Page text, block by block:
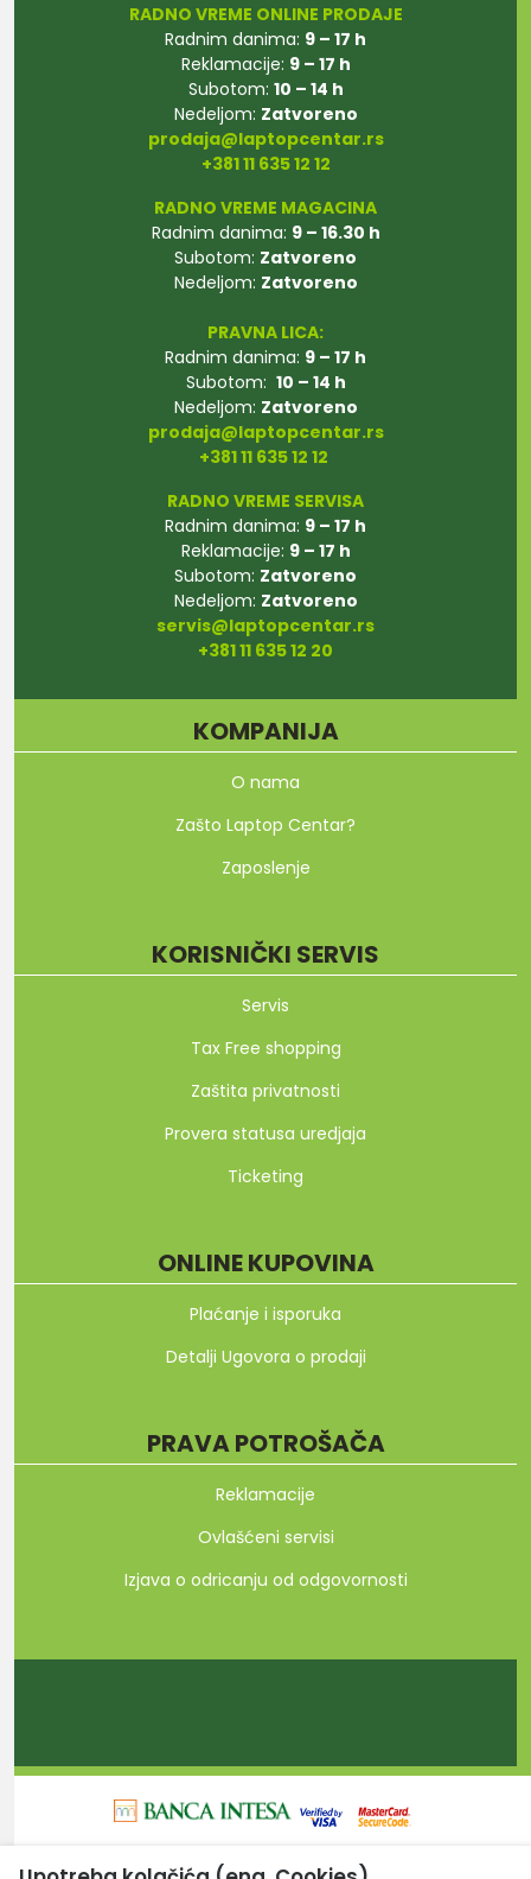
RADNO VREME ONLINE PRODAJE
Radnim danima: 9 – 17 h
Reklamacije: 9 – 17 h
Subotom: 10 – 14 h
Nedeljom: Zatvoreno
prodaja@laptopcentar.rs
+381 11 635 12 12
RADNO VREME MAGACINA
Radnim danima: 9 – 16.30 h
Subotom: Zatvoreno
Nedeljom: Zatvoreno
PRAVNA LICA:
Radnim danima: 9 – 17 h
Subotom: 10 – 14 h
Nedeljom: Zatvoreno
prodaja@laptopcentar.rs
+381 11 635 12 12
RADNO VREME SERVISA
Radnim danima: 9 – 17 h
Reklamacije: 9 – 17 h
Subotom: Zatvoreno
Nedeljom: Zatvoreno
servis@laptopcentar.rs
+381 11 635 12 20
KOMPANIJA
O nama
Zašto Laptop Centar?
Zaposlenje
KORISNIČKI SERVIS
Servis
Tax Free shopping
Zaštita privatnosti
Provera statusa uredjaja
Ticketing
ONLINE KUPOVINA
Plaćanje i isporuka
Detalji Ugovora o prodaji
PRAVA POTROŠAČA
Reklamacije
Ovlašćeni servisi
Izjava o odricanju od odgovornosti